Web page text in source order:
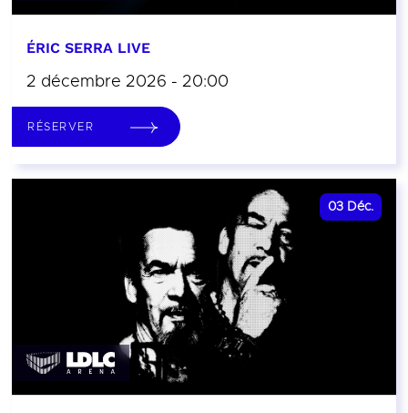
ÉRIC SERRA LIVE
2 décembre 2026 - 20:00
RÉSERVER
03 Déc.